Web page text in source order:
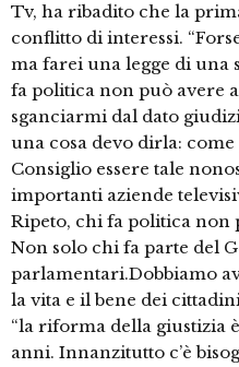
Tv, ha ribadito che la
conflitto di interessi.
ma farei una legge di una
fa politica non può avere
sganciarmi dal dato
una cosa devo dirla:
Consiglio essere tale
importanti aziende
Ripeto, chi fa politica non
Non solo chi fa parte del
parlamentari.Dobbiamo
la vita e il bene dei
“la riforma della giustizia
anni. Innanzitutto c’è